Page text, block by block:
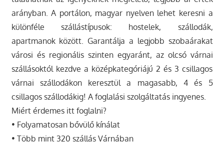
arányban. A portálon, magyar nyelven lehet keresni a
különféle szállástípusok: hostelek, szállodák,
apartmanok között. Garantálja a legjobb szobaárakat
városi és regionális szinten egyaránt, az olcsó várnai
szállásoktól kezdve a középkategóriájú 2 és 3 csillagos
várnai szállodákon keresztül a magasabb, 4 és 5
csillagos szállodákig! A foglalási szolgáltatás ingyenes.
Miért érdemes itt foglalni?
• Folyamatosan bővülő kínálat
• Több mint 320 szállás Várnában